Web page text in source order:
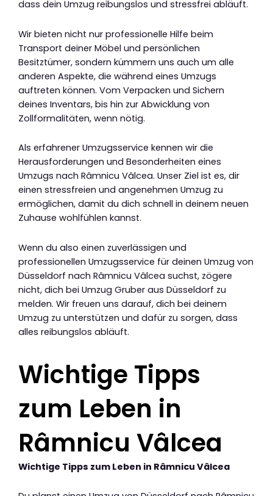
dass dein Umzug reibungslos und stressfrei abläuft.
Wir bieten nicht nur professionelle Hilfe beim
Transport deiner Möbel und persönlichen
Besitztümer, sondern kümmern uns auch um alle
anderen Aspekte, die während eines Umzugs
auftreten können. Vom Verpacken und Sichern
deines Inventars, bis hin zur Abwicklung von
Zollformalitäten, wenn nötig.
Als erfahrener Umzugsservice kennen wir die
Herausforderungen und Besonderheiten eines
Umzugs nach Râmnicu Vâlcea. Unser Ziel ist es, dir
einen stressfreien und angenehmen Umzug zu
ermöglichen, damit du dich schnell in deinem neuen
Zuhause wohlfühlen kannst.
Wenn du also einen zuverlässigen und
professionellen Umzugsservice für deinen Umzug von
Düsseldorf nach Râmnicu Vâlcea suchst, zögere
nicht, dich bei Umzug Gruber aus Düsseldorf zu
melden. Wir freuen uns darauf, dich bei deinem
Umzug zu unterstützen und dafür zu sorgen, dass
alles reibungslos abläuft.
Wichtige Tipps
zum Leben in
Râmnicu Vâlcea
Wichtige Tipps zum Leben in Râmnicu Vâlcea